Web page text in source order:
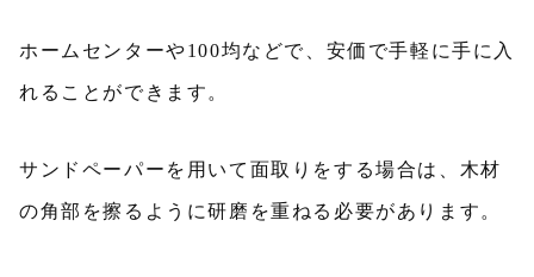
ホームセンターや100均などで、安価で手軽に手に入
れることができます。
サンドペーパーを用いて面取りをする場合は、木材
の角部を擦るように研磨を重ねる必要があります。